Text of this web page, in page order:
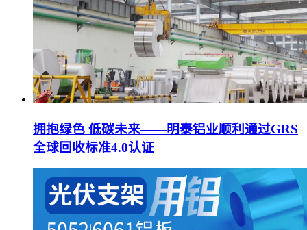
拥抱绿色 低碳未来——明泰铝业顺利通过GRS
全球回收标准4.0认证